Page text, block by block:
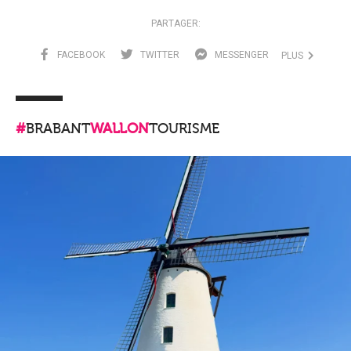
PARTAGER:
FACEBOOK TWITTER MESSENGER PLUS
#BRABANTWALLONTOURISME